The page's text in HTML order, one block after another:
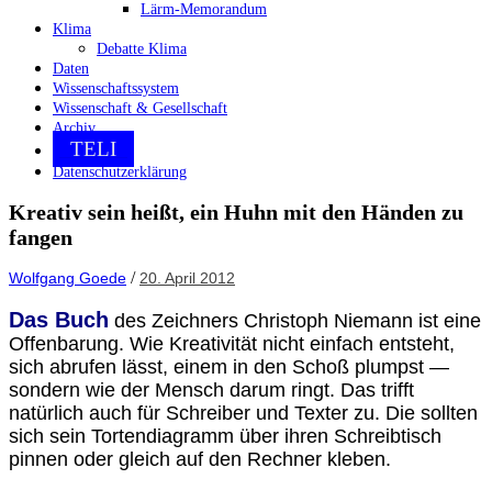
Lärm-Memorandum
Klima
Debatte Klima
Daten
Wissenschaftssystem
Wissenschaft & Gesellschaft
Archiv
TELI
Datenschutzerklärung
Kreativ sein heißt, ein Huhn mit den Händen zu
fangen
Wolfgang Goede /20. April 2012
Das Buch des Zeichners Christoph Niemann ist eine
Offenbarung. Wie Kreativität nicht einfach entsteht,
sich abrufen lässt, einem in den Schoß plumpst —
sondern wie der Mensch darum ringt. Das trifft
natürlich auch für Schreiber und Texter zu. Die sollten
sich sein Tortendiagramm über ihren Schreibtisch
pinnen oder gleich auf den Rechner kleben.